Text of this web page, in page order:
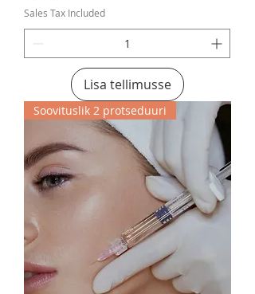
Sales Tax Included
Lisa tellimusse
Soovituslik 2 protseduuri